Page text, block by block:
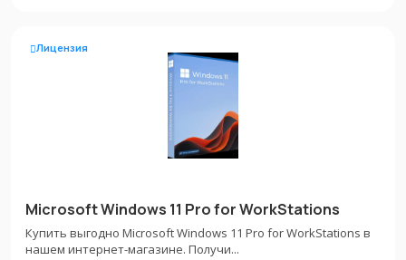
Лицензия
Microsoft Windows 11 Pro for WorkStations
Купить выгодно Microsoft Windows 11 Pro for WorkStations в
нашем интернет-магазине. Получи...